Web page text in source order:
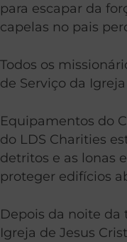
para escapar da
capelas no pais
Todos os
de Serviço da
Equipamentos do
do LDS Charities
detritos e as lonas
proteger edifícios
Depois da noite da
Igreja de Jesus